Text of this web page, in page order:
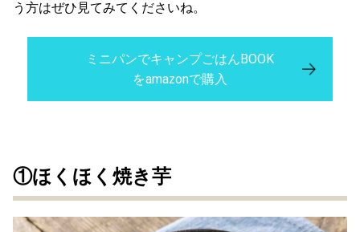
う方はぜひ見てみてくださいね。
ミニパンでキャンプごはんBOOK
をamazonで購入
①ほくほく焼き芋